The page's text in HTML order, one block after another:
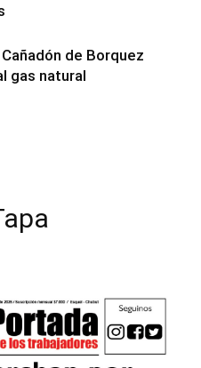
de Borquez
gas natural